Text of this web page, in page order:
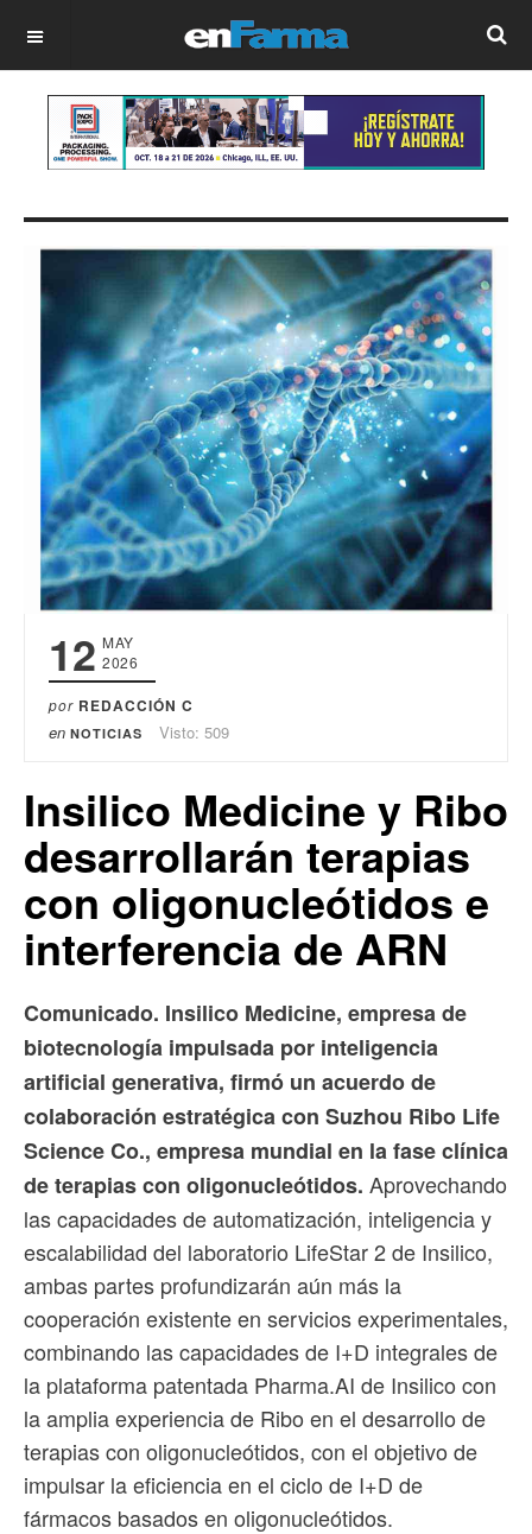
OFF CANVAS
12 MAY
2026
por REDACCIÓN C
en NOTICIAS Visto: 509
Insilico Medicine y Ribo
desarrollarán terapias
con oligonucleótidos e
interferencia de ARN
Comunicado. Insilico Medicine, empresa de
biotecnología impulsada por inteligencia
artificial generativa, firmó un acuerdo de
colaboración estratégica con Suzhou Ribo Life
Science Co., empresa mundial en la fase clínica
de terapias con oligonucleótidos. Aprovechando
las capacidades de automatización, inteligencia y
escalabilidad del laboratorio LifeStar 2 de Insilico,
ambas partes profundizarán aún más la
cooperación existente en servicios experimentales,
combinando las capacidades de I+D integrales de
la plataforma patentada Pharma.AI de Insilico con
la amplia experiencia de Ribo en el desarrollo de
terapias con oligonucleótidos, con el objetivo de
impulsar la eficiencia en el ciclo de I+D de
fármacos basados ​​en oligonucleótidos.